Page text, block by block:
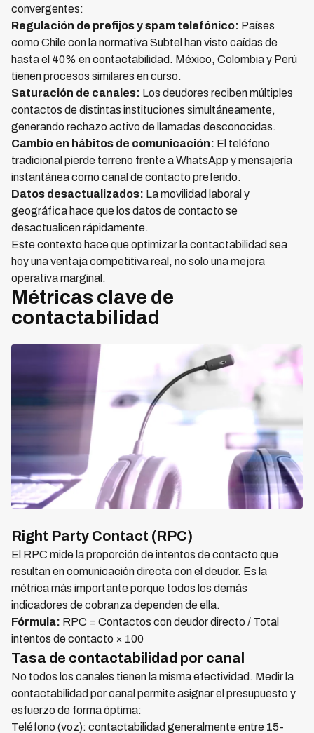
convergentes:
Regulación de prefijos y spam telefónico: Países
como Chile con la normativa Subtel han visto caídas de
hasta el 40% en contactabilidad. México, Colombia y Perú
tienen procesos similares en curso.
Saturación de canales: Los deudores reciben múltiples
contactos de distintas instituciones simultáneamente,
generando rechazo activo de llamadas desconocidas.
Cambio en hábitos de comunicación: El teléfono
tradicional pierde terreno frente a WhatsApp y mensajería
instantánea como canal de contacto preferido.
Datos desactualizados: La movilidad laboral y
geográfica hace que los datos de contacto se
desactualicen rápidamente.
Este contexto hace que optimizar la contactabilidad sea
hoy una ventaja competitiva real, no solo una mejora
operativa marginal.
Métricas clave de
contactabilidad
Right Party Contact (RPC)
El RPC mide la proporción de intentos de contacto que
resultan en comunicación directa con el deudor. Es la
métrica más importante porque todos los demás
indicadores de cobranza dependen de ella.
Fórmula: RPC = Contactos con deudor directo / Total
intentos de contacto × 100
Tasa de contactabilidad por canal
No todos los canales tienen la misma efectividad. Medir la
contactabilidad por canal permite asignar el presupuesto y
esfuerzo de forma óptima:
Teléfono (voz): contactabilidad generalmente entre 15-